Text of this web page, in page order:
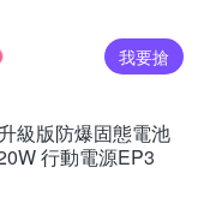
我要搶
級版防爆固態電池
行動電源EP3